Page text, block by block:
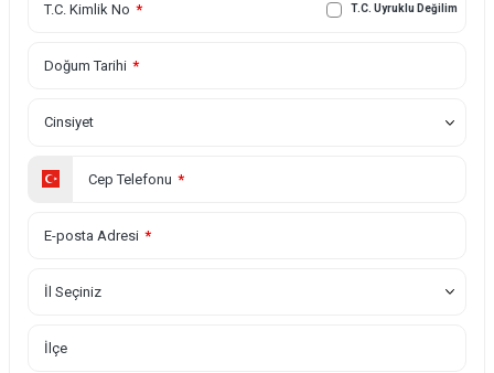
T.C. Kimlik No * T.C. Uyruklu Değilim
Doğum Tarihi *
Cinsiyet
Cep Telefonu *
E-posta Adresi *
İl Seçiniz
İlçe